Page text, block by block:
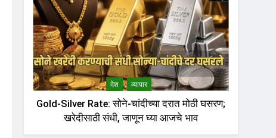
देश व्यापार
Gold-Silver Rate: सोने-चांदीच्या दरात मोठी घसरण;
खरेदीसाठी संधी, जाणून घ्या आजचे भाव